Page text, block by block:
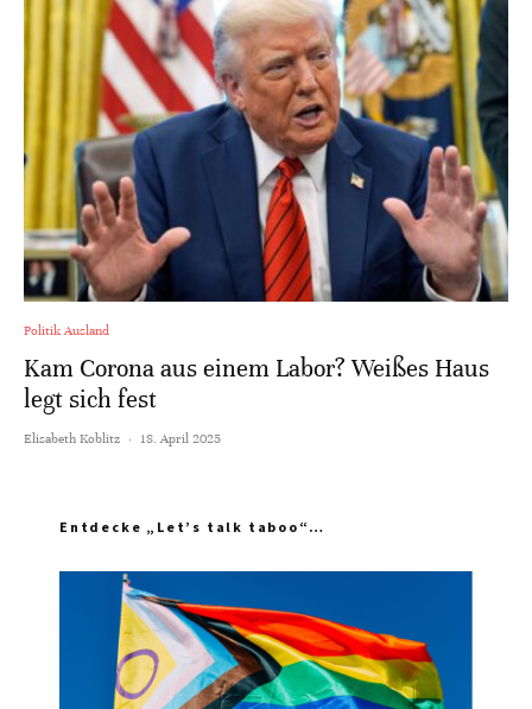
Politik Ausland
Kam Corona aus einem Labor? Weißes Haus
legt sich fest
Elisabeth Koblitz · 18. April 2025
Entdecke „Let’s talk taboo“…